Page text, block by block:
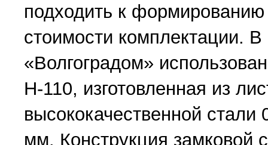
подходить к формированию
стоимости комплектации. В
«Волгоградом»
Н-110, изготовленная из
высококачественной
мм. Конструкция замковой